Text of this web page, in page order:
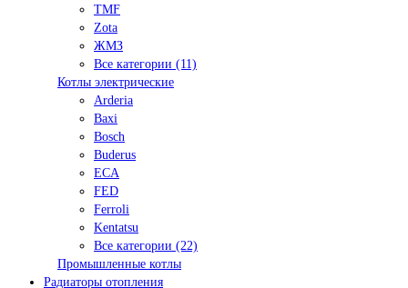
TMF
Zota
ЖМЗ
Все категории (11)
Котлы электрические
Arderia
Baxi
Bosch
Buderus
ECA
FED
Ferroli
Kentatsu
Все категории (22)
Промышленные котлы
Радиаторы отопления